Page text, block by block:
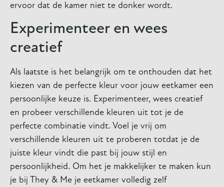
ervoor dat de kamer niet te donker wordt.
Experimenteer en wees
creatief
Als laatste is het belangrijk om te onthouden dat het
kiezen van de perfecte kleur voor jouw eetkamer een
persoonlijke keuze is. Experimenteer, wees creatief
en probeer verschillende kleuren uit tot je de
perfecte combinatie vindt. Voel je vrij om
verschillende kleuren uit te proberen totdat je de
juiste kleur vindt die past bij jouw stijl en
persoonlijkheid. Om het je makkelijker te maken kun
je bij They & Me je eetkamer volledig zelf